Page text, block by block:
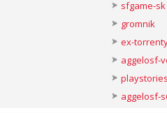
sfgame-sk
gromnik
ex-
aggelosf-
aggelosf-